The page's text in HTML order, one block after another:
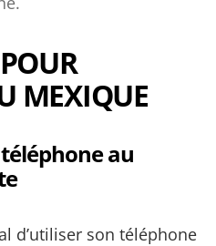
MEXIQUE
au
d’utiliser son téléphone